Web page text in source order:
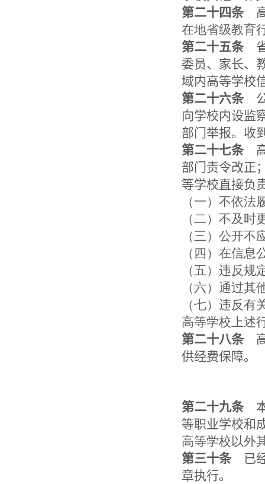
第二十四条高
在地省级教育
第二十五条省
委员、家长、
域内高等学校
第二十六条公
向学校内设监
部门举报。收
第二十七条高
部门责令改正
等学校直接负
（一）不依法
（二）不及
（三）公开不
（四）在信
（五）违反规
（六）通过
（七）违反
高等学校上述
第二十八条高
供经费保障。
第二十九条本
等职业学校和
高等学校以外
第三十条已经
章执行。